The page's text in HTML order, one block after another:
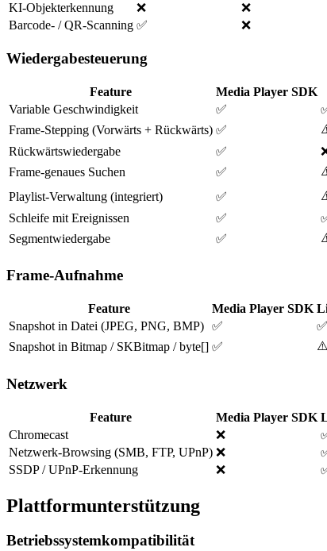
KI-Objekterkennung
❌
❌
Barcode- / QR-Scanning ✅ ❌
Wiedergabesteuerung
Feature Media Player SDK
Variable Geschwindigkeit
✅
Frame-Stepping (Vorwärts + Rückwärts) ✅
Rückwärtswiedergabe
✅
Frame-genaues Suchen
✅
Playlist-Verwaltung (integriert)
✅
Schleife mit Ereignissen
✅
Segmentwiedergabe
✅
Frame-Aufnahme
Feature Media Player SDK
Snapshot in Datei (JPEG, PNG, BMP) ✅
✅
Snapshot in Bitmap / SKBitmap / byte[] ✅ ⚠️
Netzwerk
Feature Media Player SDK
Chromecast
❌
Netzwerk-Browsing (SMB, FTP, UPnP) ❌
SSDP / UPnP-Erkennung
❌
Plattformunterstützung
Betriebssystemkompatibilität